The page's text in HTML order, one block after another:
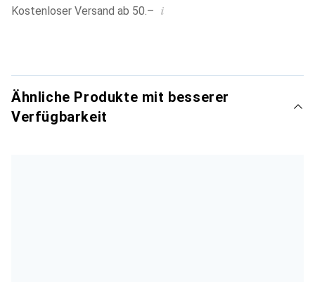
Kostenloser Versand ab 50.– i
Ähnliche Produkte mit besserer
Verfügbarkeit